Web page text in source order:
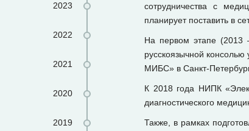
2023
2022
2021
2020
2019
сотрудничества с
планирует поставить в
На первом этапе (2013
русскоязычной
МИБС» в Санкт-
К 2018 года НИПК
диагностического
Также, в рамках